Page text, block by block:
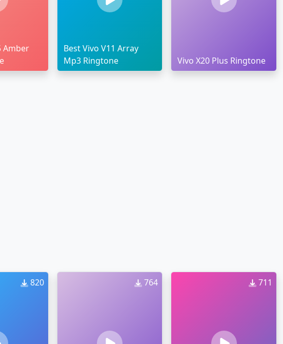
Amber
Best Vivo V11 Array
Mp3 Ringtone
Vivo X20 Plus Ringtone
820 764 711